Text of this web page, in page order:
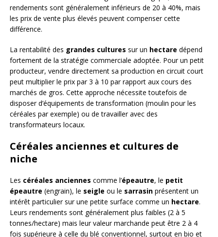
rendements sont généralement inférieurs de 20 à 40%, mais
les prix de vente plus élevés peuvent compenser cette
différence.
La rentabilité des grandes cultures sur un hectare dépend
fortement de la stratégie commerciale adoptée. Pour un petit
producteur, vendre directement sa production en circuit court
peut multiplier le prix par 3 à 10 par rapport aux cours des
marchés de gros. Cette approche nécessite toutefois de
disposer d’équipements de transformation (moulin pour les
céréales par exemple) ou de travailler avec des
transformateurs locaux.
Céréales anciennes et cultures de
niche
Les céréales anciennes comme l’épeautre, le petit
épeautre (engrain), le seigle ou le sarrasin présentent un
intérêt particulier sur une petite surface comme un hectare.
Leurs rendements sont généralement plus faibles (2 à 5
tonnes/hectare) mais leur valeur marchande peut être 2 à 4
fois supérieure à celle du blé conventionnel, surtout en bio et